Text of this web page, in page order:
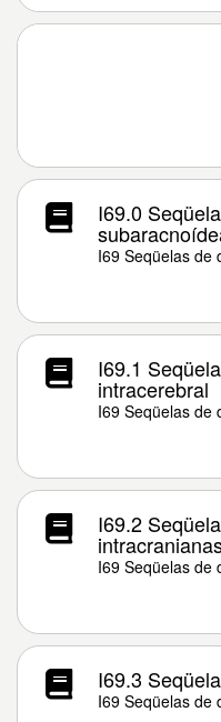
I69.0
I69 Seqüelas de
I69.1
intracerebral
I69 Seqüelas de
I69.2
I69 Seqüelas de
I69.3
I69 Seqüelas de